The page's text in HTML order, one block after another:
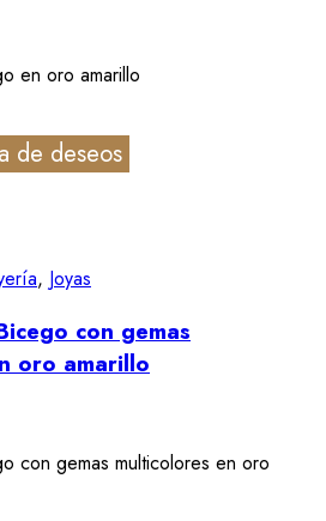
en oro amarillo
de deseos
, Joyas
con gemas
oro amarillo
con gemas multicolores en oro